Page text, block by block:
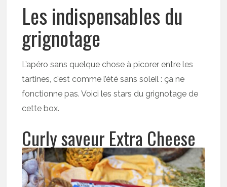
Les indispensables du
grignotage
L’apéro sans quelque chose à picorer entre les
tartines, c’est comme l’été sans soleil : ça ne
fonctionne pas. Voici les stars du grignotage de
cette box.
Curly saveur Extra Cheese